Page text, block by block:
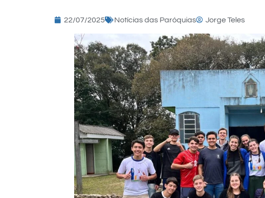
22/07/2025 Notícias das Paróquias Jorge Teles